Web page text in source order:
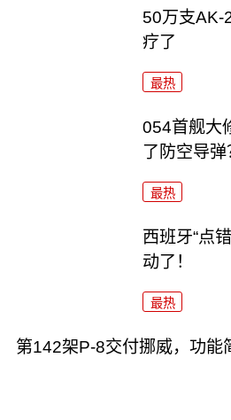
50万支AK-
疗了
最热
054首舰大
了防空导弹
最热
西班牙“点
动了！
最热
第142架P-8交付挪威，功能